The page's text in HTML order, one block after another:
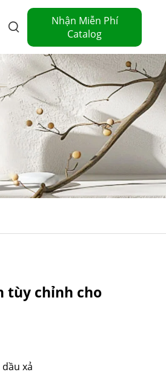
Nhận Miễn Phí
Catalog
tùy chỉnh cho
xả